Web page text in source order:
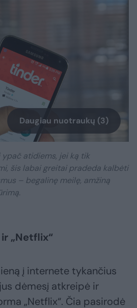
Daugiau nuotraukų (3)
atidiems, jei ką tik
šis labai greitai pradeda kalbėti
– begalinę meilę, amžiną
„Netflix“
į internete tykančius
dėmesį atkreipė ir
„Netflix“. Čia pasirodė